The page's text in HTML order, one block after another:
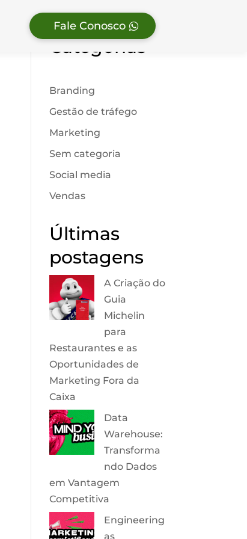
Fale Conosco
Categorias
Branding
Gestão de tráfego
Marketing
Sem categoria
Social media
Vendas
Últimas
postagens
A Criação do
Guia
Michelin
para
Restaurantes e as
Oportunidades de
Marketing Fora da
Caixa
Data
Warehouse:
Transforma
ndo Dados
em Vantagem
Competitiva
Engineering
as